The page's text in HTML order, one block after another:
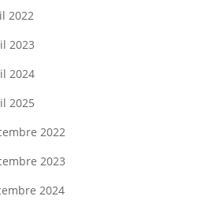
2022
2023
2024
2025
2022
2023
2024